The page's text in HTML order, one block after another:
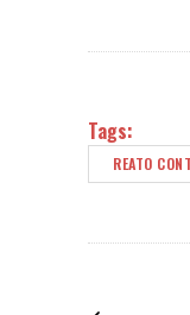
Tags:
REATO